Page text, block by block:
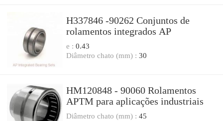
H337846 -90262 Conjuntos de
rolamentos integrados AP
e : 0.43
Diâmetro chato (mm) : 30
HM120848 - 90060 Rolamentos
APTM para aplicações industriais
Diâmetro chato (mm) : 45